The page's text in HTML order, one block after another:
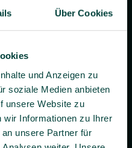
Über Cookies
und Anzeigen zu
soziale Medien anbieten
unsere Website zu
wir Informationen zu Ihrer
unsere Partner für
dass BG prevent mir
.